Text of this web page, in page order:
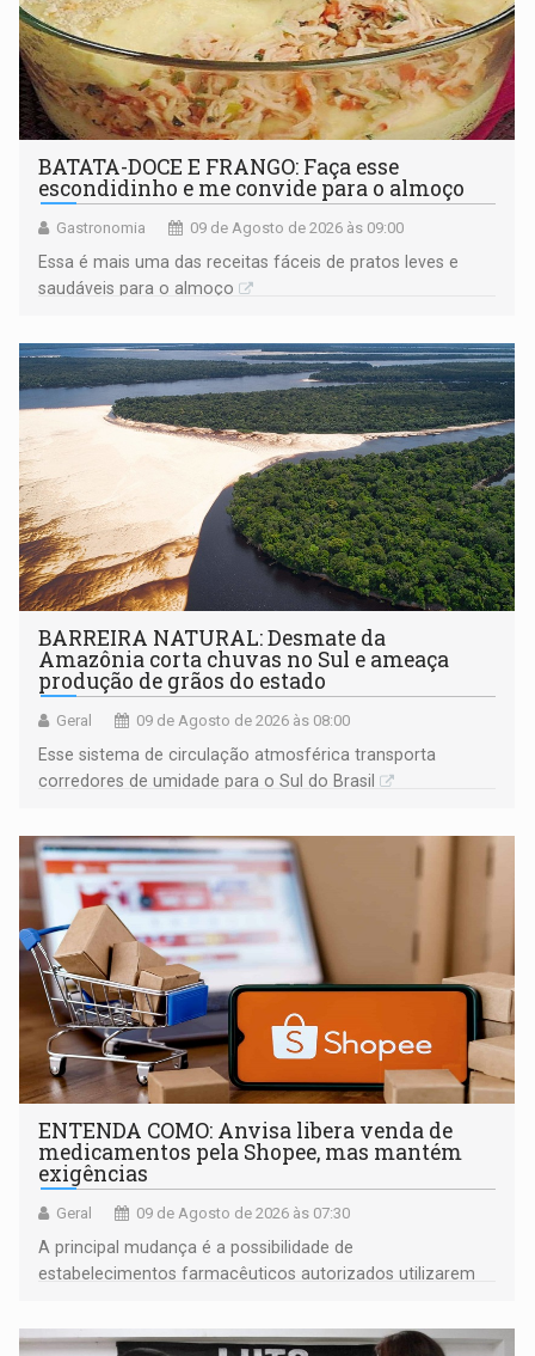
BATATA-DOCE E FRANGO: Faça esse
escondidinho e me convide para o almoço
Gastronomia 09 de Agosto de 2026 às 09:00
Essa é mais uma das receitas fáceis de pratos leves e
saudáveis para o almoço
BARREIRA NATURAL: Desmate da
Amazônia corta chuvas no Sul e ameaça
produção de grãos do estado
Geral 09 de Agosto de 2026 às 08:00
Esse sistema de circulação atmosférica transporta
corredores de umidade para o Sul do Brasil
ENTENDA COMO: Anvisa libera venda de
medicamentos pela Shopee, mas mantém
exigências
Geral 09 de Agosto de 2026 às 07:30
A principal mudança é a possibilidade de
estabelecimentos farmacêuticos autorizados utilizarem